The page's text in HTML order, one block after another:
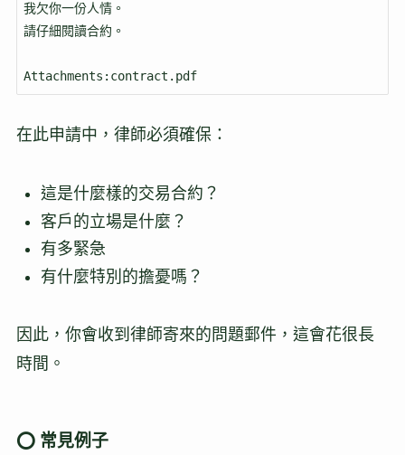
我欠你一份人情。
請仔細閱讀合約。
Attachments:contract.pdf
在此申請中，律師必須確保：
這是什麼樣的交易合約？
客戶的立場是什麼？
有多緊急
有什麼特別的擔憂嗎？
因此，你會收到律師寄來的問題郵件，這會花很長
時間。
⭕ 常見例子